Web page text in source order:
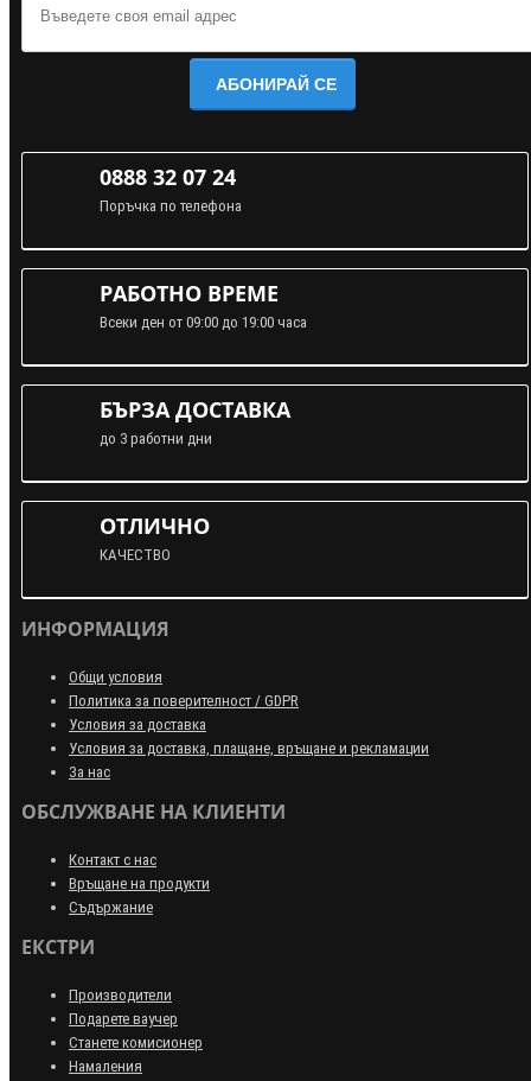
АБОНИРАЙ СЕ
0888 32 07 24
Поръчка по телефона
РАБОТНО ВРЕМЕ
Всеки ден от 09:00 до 19:00 часа
БЪРЗА ДОСТАВКА
до 3 работни дни
ОТЛИЧНО
КАЧЕСТВО
ИНФОРМАЦИЯ
Общи условия
Политика за поверителност / GDPR
Условия за доставка
Условия за доставка, плащане, връщане и рекламации
За нас
ОБСЛУЖВАНЕ НА КЛИЕНТИ
Контакт с нас
Връщане на продукти
Съдържание
ЕКСТРИ
Производители
Подарете ваучер
Станете комисионер
Намаления